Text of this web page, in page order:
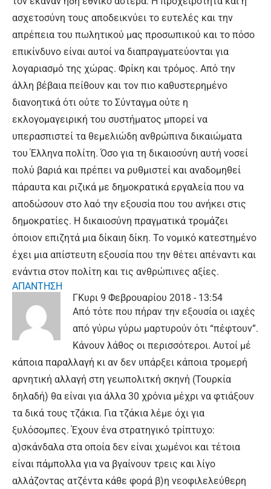
ασχετοσύνη τους αποδεικνύει το ευτελές και την
απρέπεια του πωλητικού μας προσωπικού και το πόσο
επικίνδυνο είναι αυτοί να διαπραγματεύονται για
λογαριασμό της χώρας. Φρίκη και τρόμος. Από την
άλλη βέβαια πείθουν και τον πιο καθυστερημένο
διανοητικά ότι ούτε το Σύνταγμα ούτε η
εκλογομαγειρική του συστήματος μπορεί να
υπερασπιστεί τα θεμελιώδη ανθρώπινα δικαιώματα
του Έλληνα πολίτη. Όσο για τη δικαιοσύνη αυτή νοσεί
πολύ βαριά και πρέπει να ρυθμιστεί και αναδομηθεί
πάραυτα και ριζικά με δημοκρατικά εργαλεία που να
αποδώσουν στο λαό την εξουσία που του ανήκει στις
δημοκρατίες. Η δικαιοσύνη πραγματικά τρομάζει
όποιον επιζητά μια δίκαιη δίκη. Το νομικό κατεστημένο
έχει μια απίστευτη εξουσία που την θέτει απέναντι και
ενάντια στον πολίτη και τις ανθρώπινες αξίες.
ΑΠΑΝΤΗΣΗ
ΓΚυρι 9 Φεβρουαρίου 2018 - 13:54
Από τότε που πήραν την εξουσία οι ιαχές
από γύρω γύρω μαρτυρούν ότι “πέφτουν”.
Κάνουν λάθος οι περισσότεροι. Αυτοί μέ
κάποια παραλλαγή κι αν δεν υπάρξει κάποια τρομερή
αρνητική αλλαγή στη γεωπολιτκή σκηνή (Τουρκία
δηλαδή) θα είναι για άλλα 30 χρόνια μέχρι να φτιάξουν
τα δικά τους τζάκια. Για τζάκια λέμε όχι για
ξυλόσομπες. Έχουν ένα στρατηγικό τρίπτυχο:
α)σκάνδαλα στα οποία δεν είναι χωμένοι και τέτοια
είναι πάμπολλα για να βγαίνουν τρεις και λίγο
αλλάζοντας ατζέντα κάθε φορά β)η νεοφιλελεύθερη